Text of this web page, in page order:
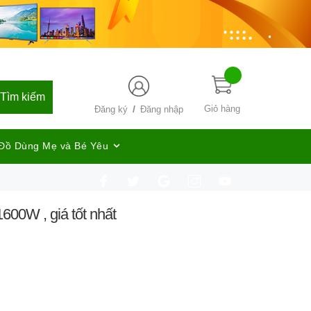
Giỏ hàng
Đăng ký / Đăng nhập
Tìm kiếm
Dùng Mẹ và Bé Yêu
, giá tốt nhất